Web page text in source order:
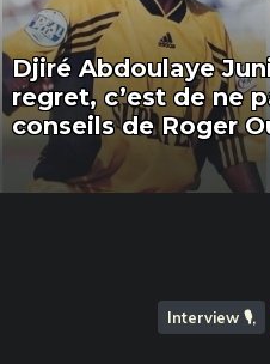
Djiré Abdoulaye
regret, c’est de ne
conseils de Roger
Interview 🎙️